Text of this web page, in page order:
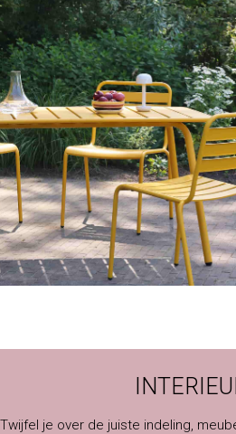
Twijfel je over de juiste indeling,